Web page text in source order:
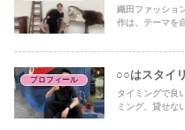
織田ファッショ
作は、テーマを
プロフィール ○○はスタイ
タイミングで良
ミング、貸せな